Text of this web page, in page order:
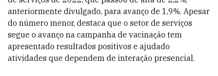
anteriormente divulgado, para avanço de 1,9%. Apesar
do número menor, destaca que o setor de serviços
segue o avanço na campanha de vacinação tem
apresentado resultados positivos e ajudado
atividades que dependem de interação presencial.